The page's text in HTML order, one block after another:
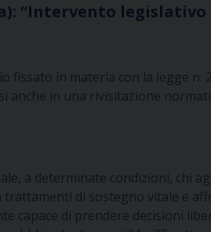
“Intervento
in materia con la legge n.
in una rivisitazione
a determinate condizioni, chi
di sostegno vitale e
di prendere decisioni